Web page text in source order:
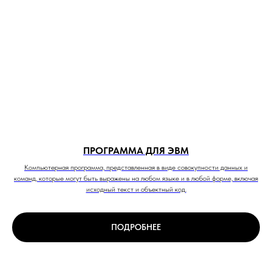
ПРОГРАММА ДЛЯ ЭВМ
Компьютерная программа, представленная в виде совокупности данных и
команд, которые могут быть выражены на любом языке и в любой форме, включая
исходный текст и объектный код.
ПОДРОБНЕЕ